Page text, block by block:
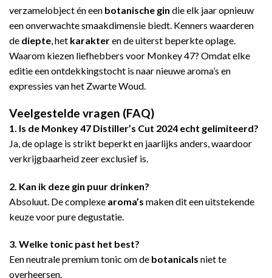
verzamelobject én een botanische gin die elk jaar opnieuw
een onverwachte smaakdimensie biedt. Kenners waarderen
de diepte, het karakteren de uiterst beperkte oplage.
Waarom kiezen liefhebbers voor Monkey 47? Omdat elke
editie een ontdekkingstocht is naar nieuwe aroma’s en
expressies van het Zwarte Woud.
Veelgestelde vragen (FAQ)
1. Is de Monkey 47 Distiller’s Cut 2024 echt gelimiteerd?
Ja, de oplage is strikt beperkt en jaarlijks anders, waardoor
verkrijgbaarheid zeer exclusief is.
2. Kan ik deze gin puur drinken?
Absoluut. De complexe aroma’s maken dit een uitstekende
keuze voor pure degustatie.
3. Welke tonic past het best?
Een neutrale premium tonic om de botanicals niet te
overheersen.